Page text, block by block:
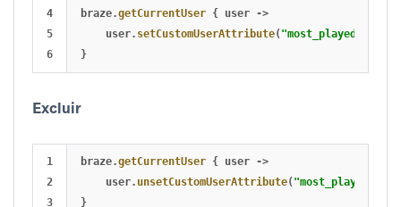
4
5
braze.getCurrentUser { user ->
user. setCustomUserAttribute( "most_played_song"
}
Excluir
1
2
braze.getCurrentUser { user ->
user. unsetCustomUserAttribute(
}